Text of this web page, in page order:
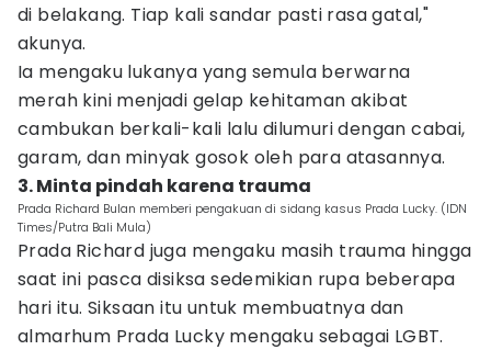
di belakang. Tiap kali sandar pasti rasa gatal,"
akunya.
Ia mengaku lukanya yang semula berwarna
merah kini menjadi gelap kehitaman akibat
cambukan berkali-kali lalu dilumuri dengan cabai,
garam, dan minyak gosok oleh para atasannya.
3. Minta pindah karena trauma
Prada Richard Bulan memberi pengakuan di sidang kasus Prada Lucky. (IDN
Times/Putra Bali Mula)
Prada Richard juga mengaku masih trauma hingga
saat ini pasca disiksa sedemikian rupa beberapa
hari itu. Siksaan itu untuk membuatnya dan
almarhum Prada Lucky mengaku sebagai LGBT.